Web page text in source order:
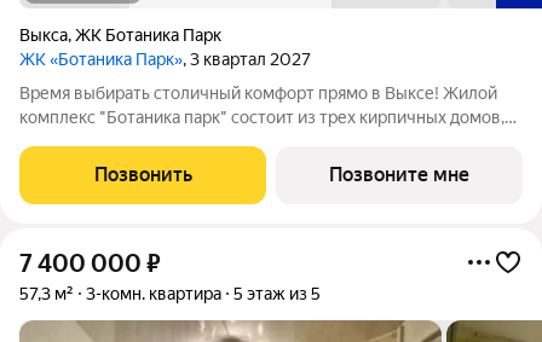
Выкса,ЖК Ботаника Парк
ЖК «Ботаника Парк», 3 квартал 2027
Время выбирать столичный комфорт прямо в Выксе! Жилой
комплекс "Ботаника парк" состоит из трех кирпичных домов,
территория обеспечивает безопасное пространство для
отдыха детей и взрослых, а
Позвонить Позвоните мне
7 400 000 ₽
57,3 м² 3-комн. квартира 5 этаж из 5